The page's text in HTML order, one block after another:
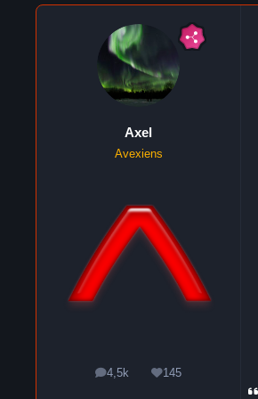
Axel
Avexiens
4,5k
messages145
Réputation